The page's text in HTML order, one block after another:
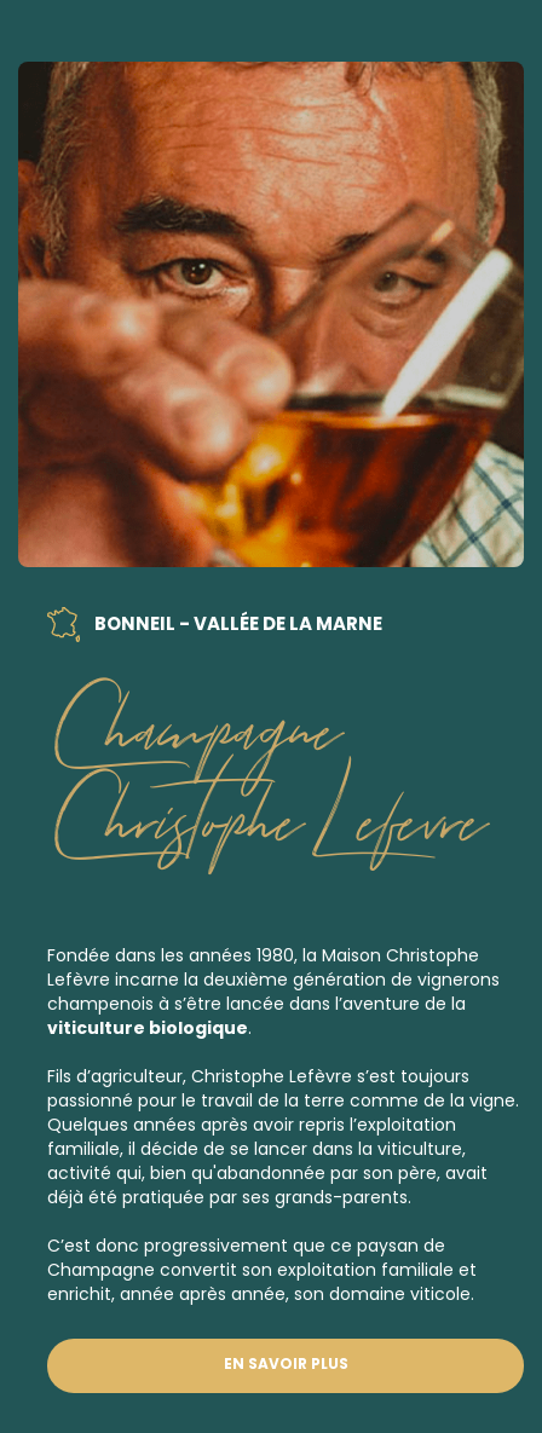
BONNEIL - VALLÉE DE LA MARNE
Champagne
Christophe Lefevre
Fondée dans les années 1980, la Maison Christophe
Lefèvre incarne la deuxième génération de vignerons
champenois à s’être lancée dans l’aventure de la
viticulture biologique.
Fils d’agriculteur, Christophe Lefèvre s’est toujours
passionné pour le travail de la terre comme de la vigne.
Quelques années après avoir repris l’exploitation
familiale, il décide de se lancer dans la viticulture,
activité qui, bien qu'abandonnée par son père, avait
déjà été pratiquée par ses grands-parents.
C’est donc progressivement que ce paysan de
Champagne convertit son exploitation familiale et
enrichit, année après année, son domaine viticole.
EN SAVOIR PLUS